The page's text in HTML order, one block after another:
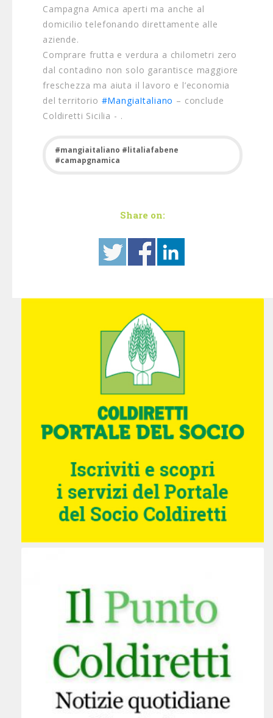
Campagna Amica aperti ma anche al
domicilio telefonando direttamente alle
aziende.
Comprare frutta e verdura a chilometri zero
dal contadino non solo garantisce maggiore
freschezza ma aiuta il lavoro e l’economia
del territorio #MangiaItaliano – conclude
Coldiretti Sicilia - .
#mangiaitaliano #litaliafabene
#camapgnamica
Share on: